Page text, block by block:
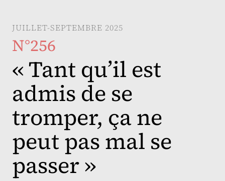
JUILLET-SEPTEMBRE 2025
N°256
« Tant qu’il est
admis de se
tromper, ça ne
peut pas mal se
passer »